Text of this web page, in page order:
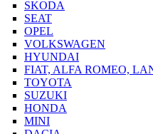
SKODA
SEAT
OPEL
VOLKSWAGEN
HYUNDAI
FIAT, ALFA ROMEO,
TOYOTA
SUZUKI
HONDA
MINI